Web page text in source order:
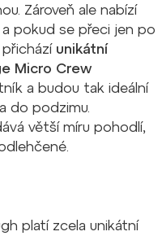
Zároveň ale nabízí
pokud se přeci jen po
přichází unikátní
Micro Crew
a budou tak ideální
do podzimu.
větší míru pohodlí,
platí zcela unikátní